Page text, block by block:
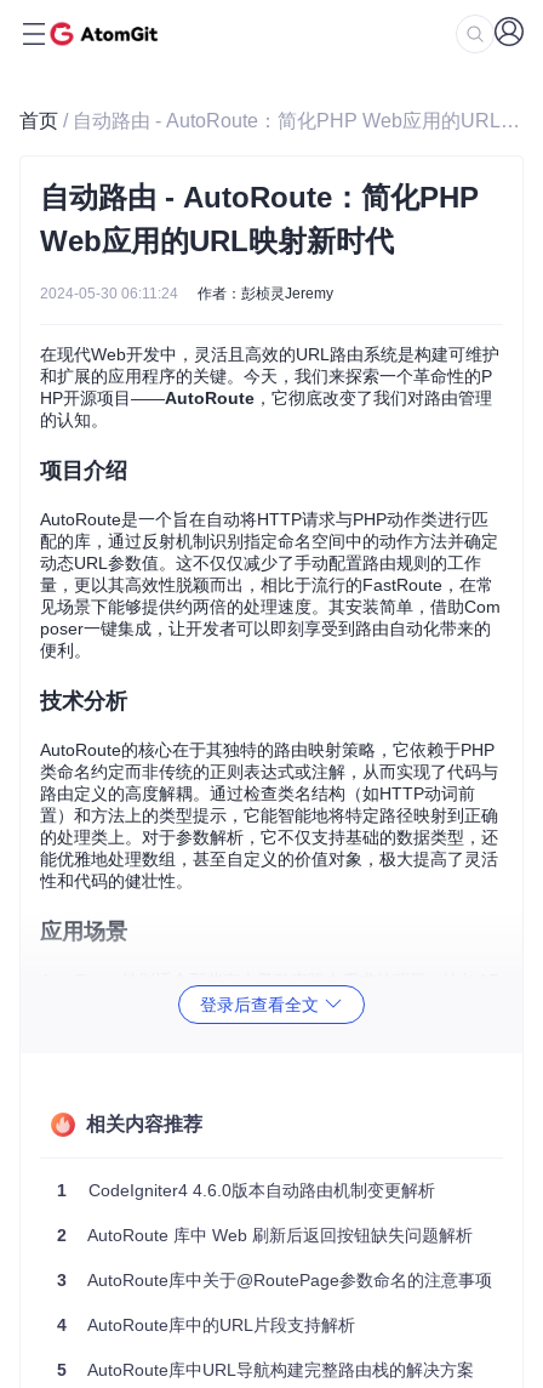
首页 / 自动路由 - AutoRoute：简化PHP Web应用的URL映射新时代
自动路由 - AutoRoute：简化PHP
Web应用的URL映射新时代
2024-05-30 06:11:24 作者：彭桢灵Jeremy
在现代Web开发中，灵活且高效的URL路由系统是构建可维护
和扩展的应用程序的关键。今天，我们来探索一个革命性的P
HP开源项目——AutoRoute ，它彻底改变了我们对路由管理
的认知。
项目介绍
AutoRoute是一个旨在自动将HTTP请求与PHP动作类进行匹
配的库，通过反射机制识别指定命名空间中的动作方法并确定
动态URL参数值。这不仅仅减少了手动配置路由规则的工作
量，更以其高效性脱颖而出，相比于流行的FastRoute，在常
见场景下能够提供约两倍的处理速度。其安装简单，借助Com
poser一键集成，让开发者可以即刻享受到路由自动化带来的
便利。
技术分析
AutoRoute的核心在于其独特的路由映射策略，它依赖于PHP
类命名约定而非传统的正则表达式或注解，从而实现了代码与
路由定义的高度解耦。通过检查类名结构（如HTTP动词前
置）和方法上的类型提示，它能智能地将特定路径映射到正确
的处理类上。对于参数解析，它不仅支持基础的数据类型，还
能优雅地处理数组，甚至自定义的价值对象，极大提高了灵活
性和代码的健壮性。
应用场景
I服务、复杂的Web应用等。特别是在快速迭代的开发环境
中，它的低维护成本特性意味着每次添加或修改操作逻辑时，
项目特点
零配置路由：仅需遵循命名规范，添加新的操作类即可自
动态参数处理 ：自动根据方法的类型提示解析动态URL参
极快执行速度：性能测试显示，较之同类工具，提供更快
智能化URL生成
：基于类名称即可生成对应的URL路径。
内置HEAD请求支持：无缝支持HTTP HEAD请求，无需额
登录后查看全文
相关内容推荐
1 CodeIgniter4 4.6.0版本自动路由机制变更解析
2 AutoRoute 库中 Web 刷新后返回按钮缺失问题解析
3 AutoRoute库中关于@RoutePage参数命名的注意事项
4 AutoRoute库中的URL片段支持解析
5 AutoRoute库中URL导航构建完整路由栈的解决方案